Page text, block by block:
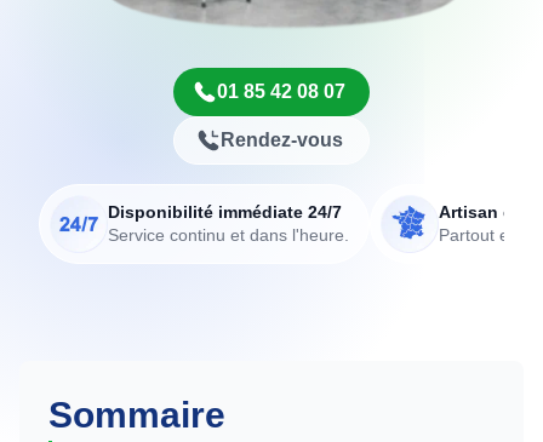
01 85 42 08 07
Rendez-vous
Disponibilité immédiate 24/7
Service continu et dans l'heure.
Artisan de
Partout en
Sommaire